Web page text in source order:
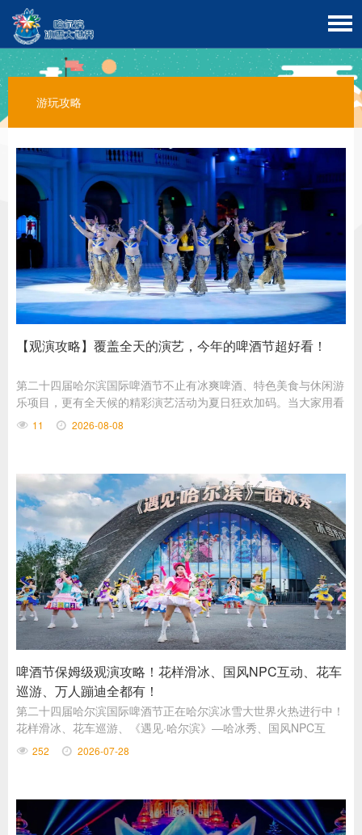
游玩攻略
【观演攻略】覆盖全天的演艺，今年的啤酒节超好看！
第二十四届哈尔滨国际啤酒节不止有冰爽啤酒、特色美食与休闲游
乐项目，更有全天候的精彩演艺活动为夏日狂欢加码。当大家用看
演出的方式打开啤酒节，将解锁全新的游玩体验。
11 2026-08-08
啤酒节保姆级观演攻略！花样滑冰、国风NPC互动、花车
巡游、万人蹦迪全都有！
第二十四届哈尔滨国际啤酒节正在哈尔滨冰雪大世界火热进行中！
花样滑冰、花车巡游、《遇见·哈尔滨》—哈冰秀、国风NPC互
动、梦想大舞台演出轮番上演，全天特色演艺不间断，一站式解锁
冰城夏日狂欢。小编整理完整演出点位、时段与看点，来玩直接对
252 2026-07-28